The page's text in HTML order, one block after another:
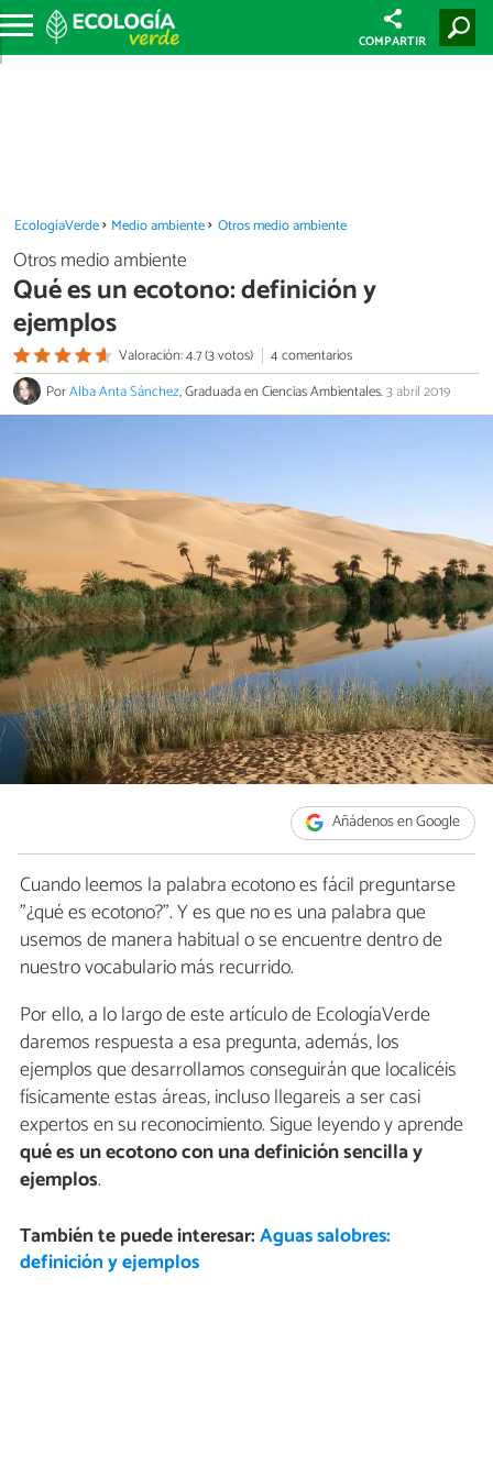
COMPARTIR
EcologíaVerde Medio ambiente Otros medio ambiente
Otros medio ambiente
Qué es un ecotono: definición y
ejemplos
Valoración: 4.7 (3 votos)
4 comentarios
PorAlba Anta Sánchez, Graduada en Ciencias Ambientales.3 abril 2019
Añádenos en Google
Cuando leemos la palabra ecotono es fácil preguntarse
"¿qué es ecotono?". Y es que no es una palabra que
usemos de manera habitual o se encuentre dentro de
nuestro vocabulario más recurrido.
Por ello, a lo largo de este artículo de EcologíaVerde
daremos respuesta a esa pregunta, además, los
ejemplos que desarrollamos conseguirán que localicéis
físicamente estas áreas, incluso llegareis a ser casi
expertos en su reconocimiento. Sigue leyendo y aprende
qué es un ecotono con una definición sencilla y
ejemplos.
También te puede interesar:Aguas salobres:
definición y ejemplos